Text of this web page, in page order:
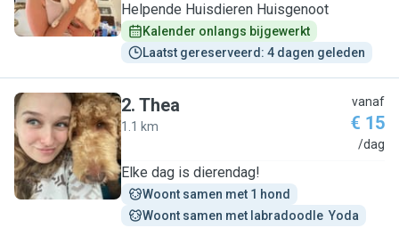
Helpende Huisdieren Huisgenoot
Kalender onlangs bijgewerkt
Laatst gereserveerd: 4 dagen geleden
T
2. Thea
1.1 km
vanaf
€ 15
/dag
Elke dag is dierendag!
Woont samen met 1 hond
Woont samen met labradoodle  Yoda